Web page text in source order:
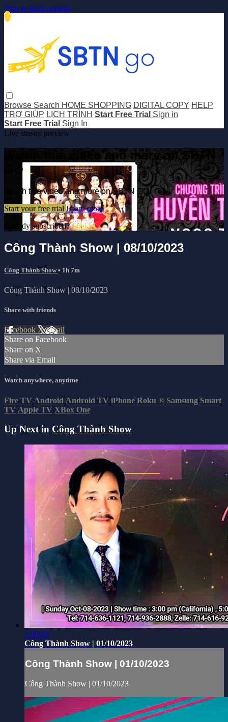
Skip to main content
Browse Search HOME SHOPPING DIGITAL COPY HELP
TRỢ GIÚP LỊCH TRÌNH Start Free Trial Sign in
Start Free Trial Sign In
Live stream preview
Watch this video and more on SBTN
GO
Watch this video and more on SBTN GO
Start your free trial Learn more
Already subscribed?Sign in
Công Thành Show | 08/10/2023
Công Thành Show• 1h 7m
Công Thành Show | 08/10/2023
Share with friends
Facebook XEmail
Share on Facebook
Share on X
Share via Email
Watch anywhere, anytime
Fire TV Android Android TV iPhone Roku ® Samsung Smart
TV Apple TV XBox One
Up Next in Công Thành Show
1:09:49
Công Thành Show | 01/10/2023
Công Thành Show | 01/10/2023
Công Thành Show | 01/10/2023